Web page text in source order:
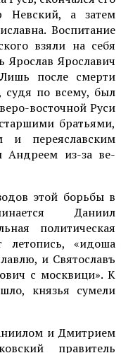
Невский, а затем
Воспитание
взя­ли на себя
Ярослав Ярославич
после смерти
судя по всему, был
вос­точной Руси
братьями,
и переяславским
Андреем из-за ве­
этой борьбы в
Даниил
политиче­ская
летопись, «идоша
и Святославъ
с москвици». К
князья сумели
и Дмитрием
правитель